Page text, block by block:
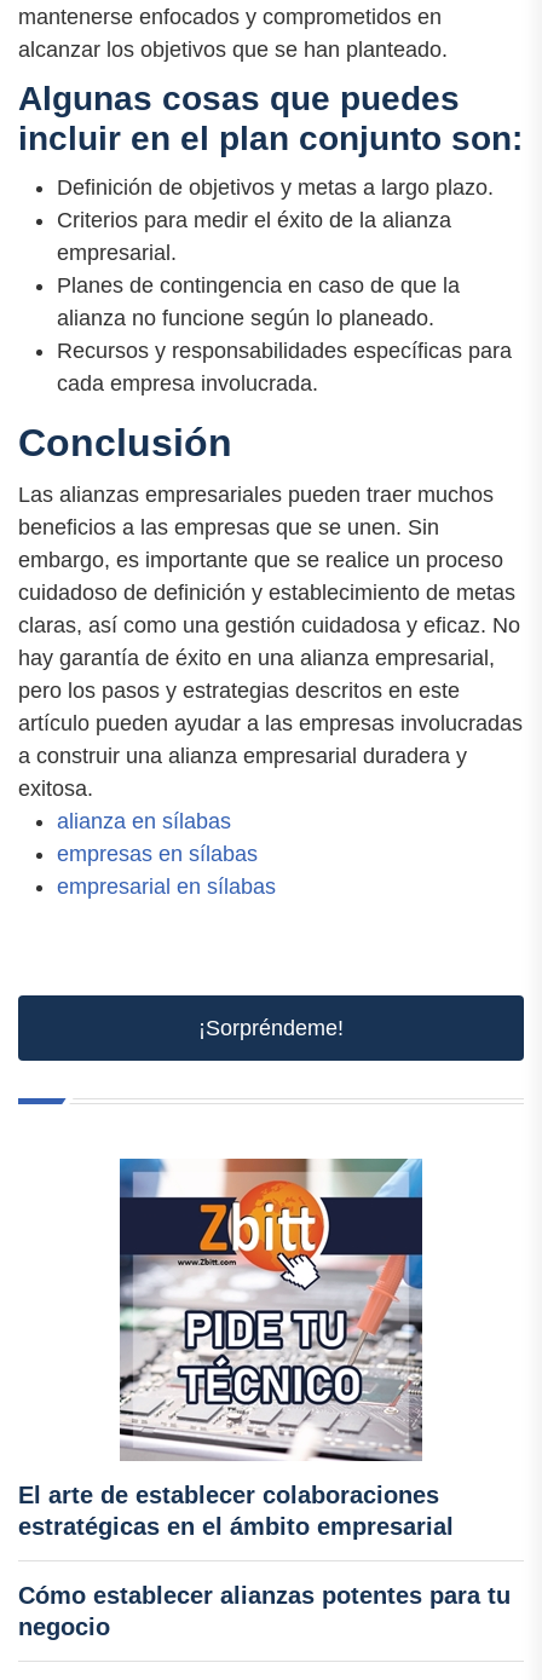
mantenerse enfocados y comprometidos en
alcanzar los objetivos que se han planteado.
Algunas cosas que puedes
incluir en el plan conjunto son:
Definición de objetivos y metas a largo plazo.
Criterios para medir el éxito de la alianza
empresarial.
Planes de contingencia en caso de que la
alianza no funcione según lo planeado.
Recursos y responsabilidades específicas para
cada empresa involucrada.
Conclusión
Las alianzas empresariales pueden traer muchos
beneficios a las empresas que se unen. Sin
embargo, es importante que se realice un proceso
cuidadoso de definición y establecimiento de metas
claras, así como una gestión cuidadosa y eficaz. No
hay garantía de éxito en una alianza empresarial,
pero los pasos y estrategias descritos en este
artículo pueden ayudar a las empresas involucradas
a construir una alianza empresarial duradera y
exitosa.
alianza en sílabas
empresas en sílabas
empresarial en sílabas
¡Sorpréndeme!
El arte de establecer colaboraciones
estratégicas en el ámbito empresarial
Cómo establecer alianzas potentes para tu
negocio